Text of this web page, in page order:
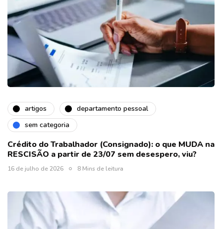
artigos
departamento pessoal
sem categoria
Crédito do Trabalhador (Consignado): o que MUDA na
RESCISÃO a partir de 23/07 sem desespero, viu?
16 de julho de 2026 8 Mins de leitura